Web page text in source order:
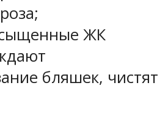
ЖК
бляшек, чистят